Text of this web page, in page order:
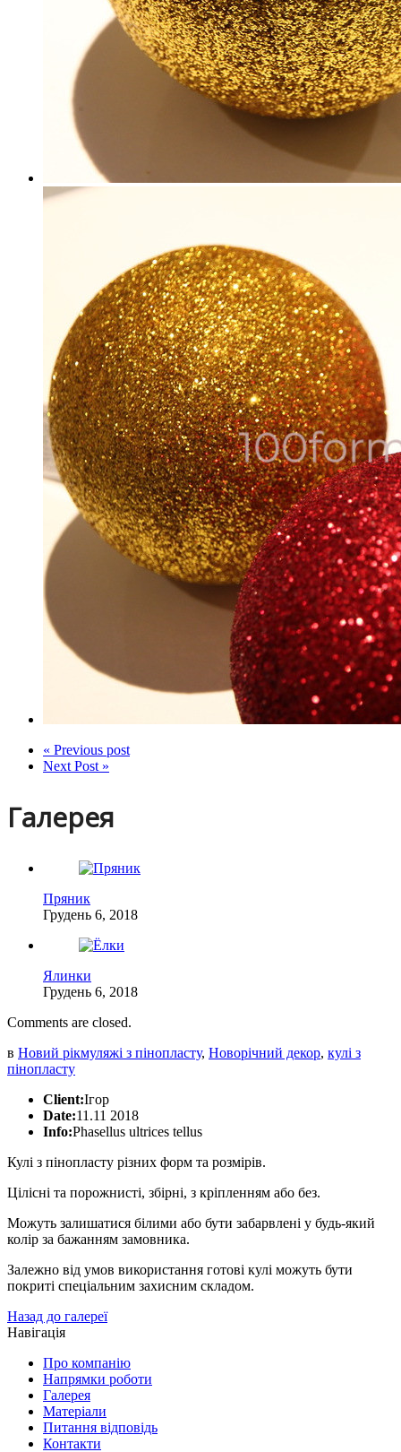
« Previous post
Next Post »
Галерея
Пряник
Грудень 6, 2018
Ялинки
Грудень 6, 2018
Comments are closed.
в Новий рікмуляжі з пінопласту, Новорічний декор, кулі з
пінопласту
Client:Ігор
Date:11.11 2018
Info:Phasellus ultrices tellus
Кулі з пінопласту різних форм та розмірів.
Цілісні та порожнисті, збірні, з кріпленням або без.
Можуть залишатися білими або бути забарвлені у будь-який
колір за бажанням замовника.
Залежно від умов використання готові кулі можуть бути
покриті спеціальним захисним складом.
Назад до галереї
Навігація
Про компанію
Напрямки роботи
Галерея
Матеріали
Питання відповідь
Контакти